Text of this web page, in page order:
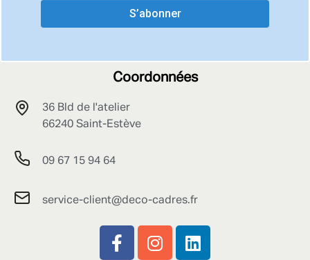
S’abonner
Coordonnées
36 Bld de l'atelier
66240 Saint-Estève
09 67 15 94 64
service-client@deco-cadres.fr